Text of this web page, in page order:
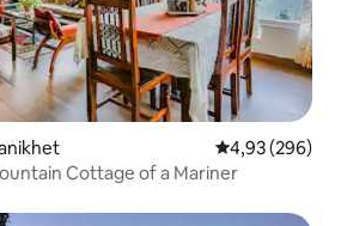
Vlerësimi
4,93 (296)
Cottage of a Mariner